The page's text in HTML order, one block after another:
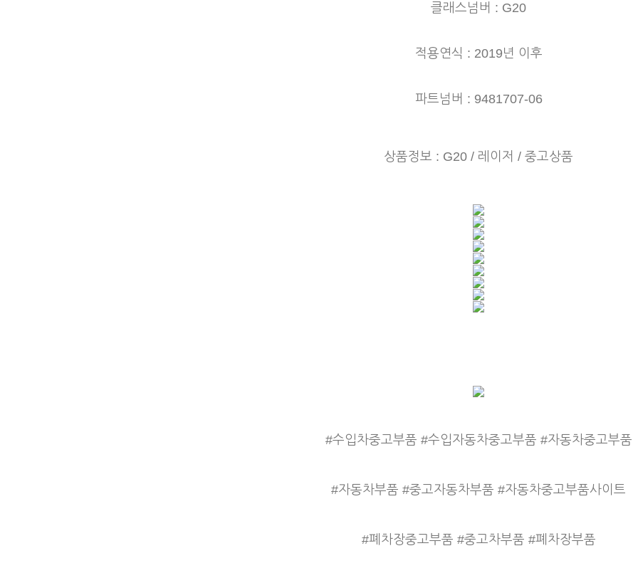
클래스넘버 : G20
적용연식 : 2019년 이후
파트넘버 : 9481707-06
상품정보 : G20 / 레이저 / 중고상품
#수입차중고부품 #수입자동차중고부품 #자동차중고부품
#자동차부품 #중고자동차부품 #자동차중고부품사이트
#폐차장중고부품 #중고차부품 #폐차장부품